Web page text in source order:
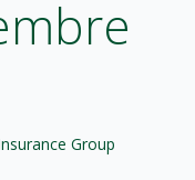
Group